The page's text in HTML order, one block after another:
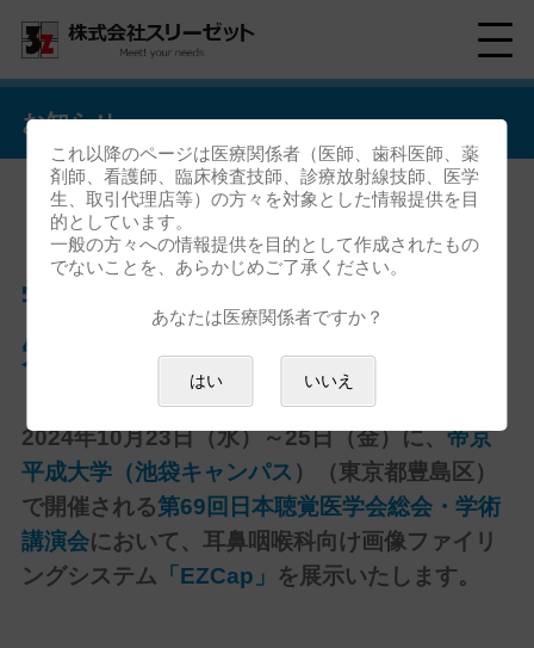
お知らせ
「第69回日本聴覚医学会総会・
学術講演会」企業展示出展のお
知らせ
2024年10月23日（水）～25日（金）に、帝京
平成大学（池袋キャンパス ）（東京都豊島区）
で開催される第69回日本聴覚医学会総会・学術
講演会において、耳鼻咽喉科向け画像ファイリ
ングシステム 「EZCap」 を展示いたします。
これ以降のページは医療関係者（医師、歯科医師、薬
剤師、看護師、臨床検査技師、診療放射線技師、医学
生、取引代理店等）の方々を対象とした情報提供を目
的としています。
一般の方々への情報提供を目的として作成されたもの
でないことを、あらかじめご了承ください。
あなたは医療関係者ですか？
はい いいえ